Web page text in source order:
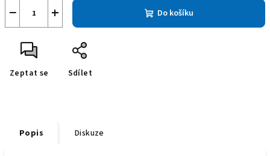
+
− Do košíku
Zeptat se Sdílet
Popis Diskuze